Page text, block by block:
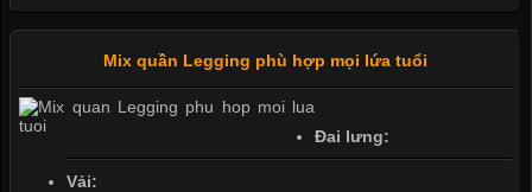
Mix quần Legging phù hợp mọi lứa tuổi
Đai lưng:
Vải: